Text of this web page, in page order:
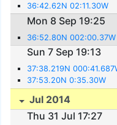
36:42.62N 02:11.30W
Mon 8 Sep 19:25
36:52.80N 002:00.37W
Sun 7 Sep 19:13
37:38.219N
37:53.20N 0:35.30W
Jul 2014
Thu 31 Jul 17:27